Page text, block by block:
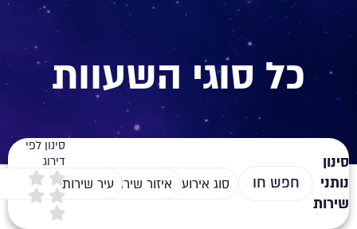
כל סוגי השעוות
סינון
נותני
שירות
סוג אירוע איזור שירותעיר שירות
סינון לפי
דירוג